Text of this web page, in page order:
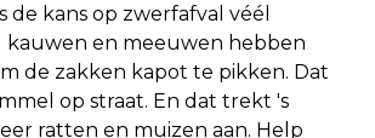
de kans op zwerfafval véél
kauwen en meeuwen hebben
de zakken kapot te pikken. Dat
op straat. En dat trekt 's
ratten en muizen aan. Help